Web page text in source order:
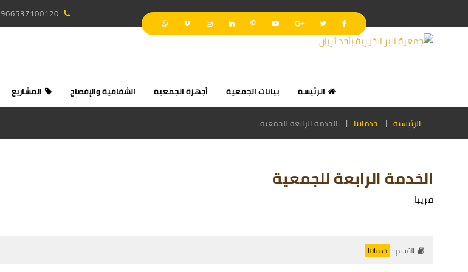
966537100120
الرئيسة بيانات الجمعية أجهزة الجمعية الشفافية والإفصاح المشاريع
الرئيسية خدماتنا الخدمة الرابعة للجمعية
الخدمة الرابعة للجمعية
قريبا
القسم : خدماتنا